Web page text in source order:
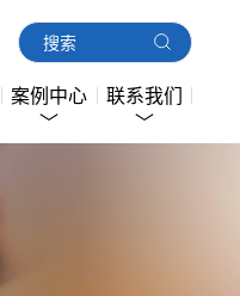
案例中心 联系我们